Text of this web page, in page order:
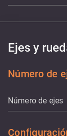
Ejes y
Número de
Número de ejes